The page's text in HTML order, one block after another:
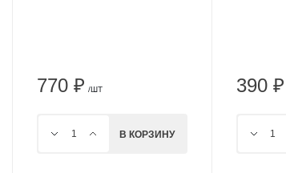
770 ₽ /ШТ
В КОРЗИНУ
390 ₽